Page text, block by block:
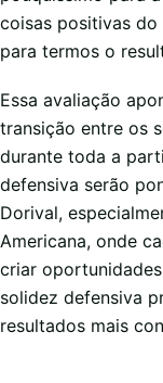
coisas positivas
para termos o
Essa avaliação
transição entre os
durante toda a
defensiva serão
Dorival,
Americana, onde
criar
solidez defensiva
resultados mais